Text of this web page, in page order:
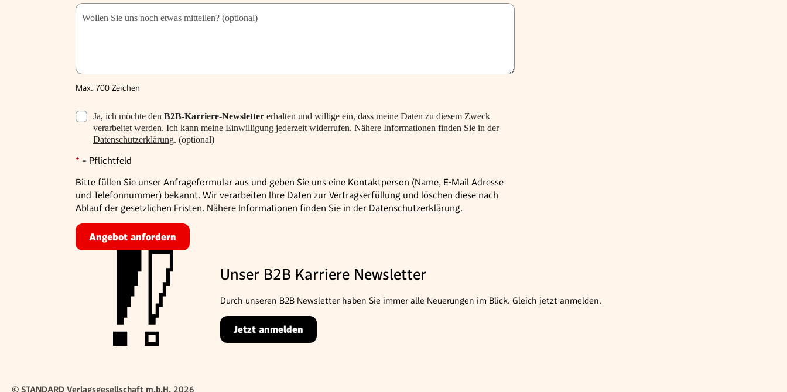
Wollen Sie uns noch etwas mitteilen? (optional)
Max. 700 Zeichen
Ja, ich möchte den B2B-Karriere-Newsletter erhalten und willige ein, dass meine Daten zu diesem Zweck
verarbeitet werden. Ich kann meine Einwilligung jederzeit widerrufen. Nähere Informationen finden Sie in der
Datenschutzerklärung. (optional)
* = Pflichtfeld
Bitte füllen Sie unser Anfrageformular aus und geben Sie uns eine Kontaktperson (Name, E-Mail Adresse
und Telefonnummer) bekannt. Wir verarbeiten Ihre Daten zur Vertragserfüllung und löschen diese nach
Ablauf der gesetzlichen Fristen. Nähere Informationen finden Sie in der Datenschutzerklärung.
Angebot anfordern
Unser B2B Karriere Newsletter
Durch unseren B2B Newsletter haben Sie immer alle Neuerungen im Blick. Gleich jetzt anmelden.
Jetzt anmelden
© STANDARD Verlagsgesellschaft m.b.H. 2026